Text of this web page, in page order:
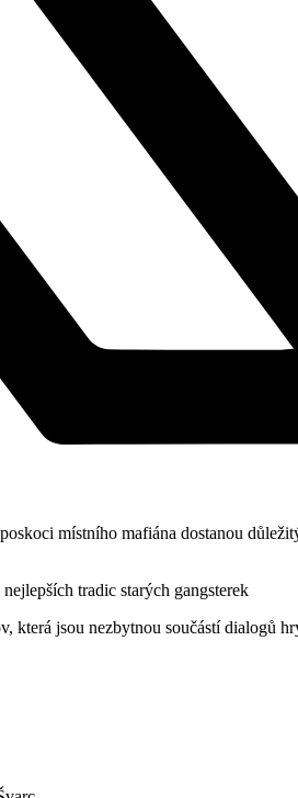
místního mafiána dostanou
tradic starých gangsterek
jsou nezbytnou součástí dialogů